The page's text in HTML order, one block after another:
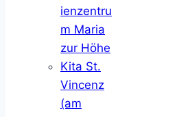
ienzentru
m Maria
zur Höhe
Kita St.
Vincenz
(am